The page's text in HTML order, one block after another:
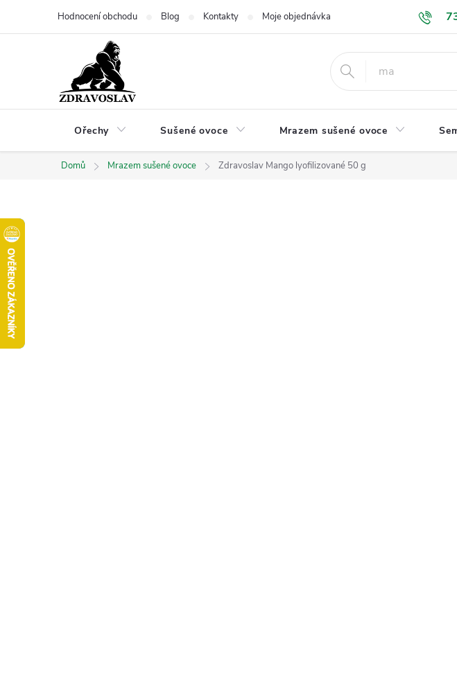
Hodnocení obchodu Blog Kontakty Moje objednávka GDPR a ochrana
Ořechy Sušené ovoce Mrazem sušené ovoce
Domů Mrazem sušené ovoce Zdravoslav Mango lyofilizované 50 g